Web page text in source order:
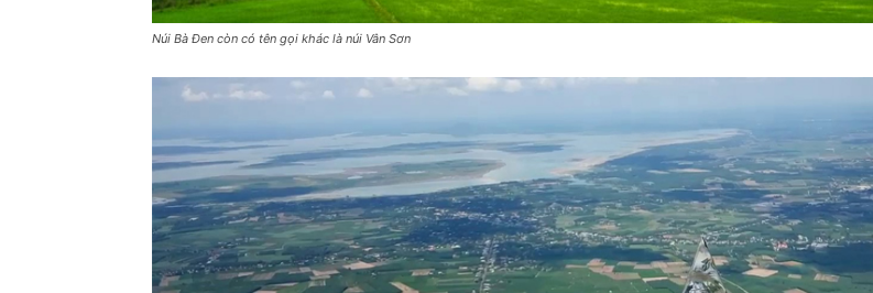
Núi Bà Đen còn có tên gọi khác là núi Vân Sơn